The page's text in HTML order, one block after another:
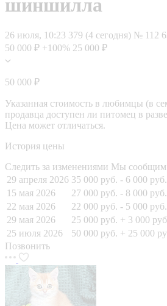
шиншилла
26 июля, 10:23 379 (4 сегодня) № 112
50 000 ₽ +100% 25 000 ₽
50 000 ₽
Указанная стоимость в любимцы (в
продавца доступен ли питомец в
Цена может отличаться.
История цены
Следить за изменениями Мы сообщим
29 апреля 2026 35 000 руб. - 6 000 руб.
15 мая 2026
27 000 руб. - 8 000 руб.
22 мая 2026
22 000 руб. - 5 000 руб.
29 мая 2026
25 000 руб. + 3 000
25 июля 2026
50 000 руб. + 25 000
Позвонить